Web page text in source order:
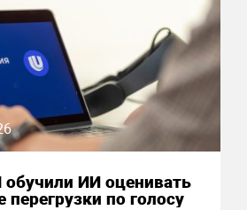
ИИ оценивать
перегрузки по голосу